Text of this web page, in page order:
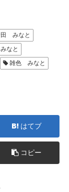
田 みなと
なと
雑色 みなと
はてブ
コピー